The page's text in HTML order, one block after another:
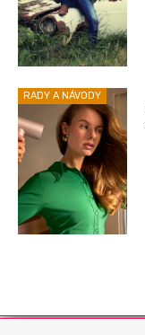
RADY A NÁVODY